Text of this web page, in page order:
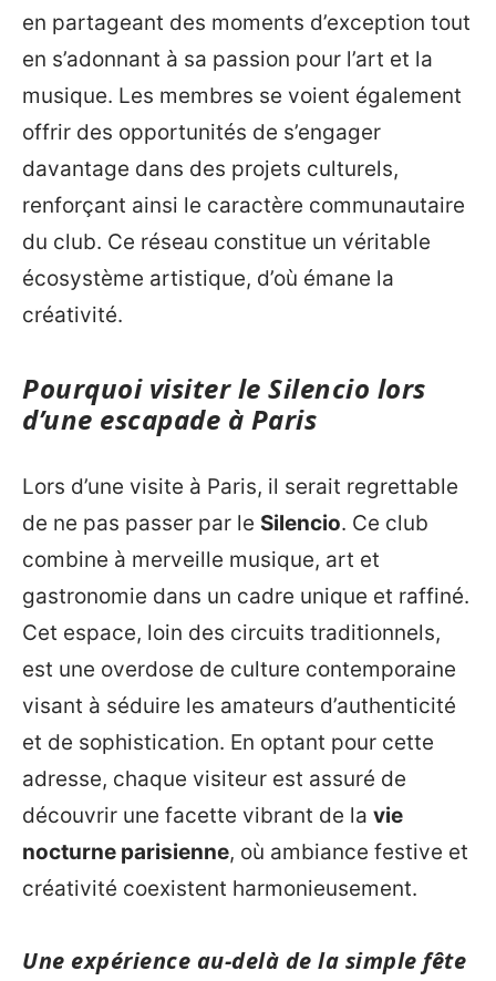
en partageant des moments d’exception tout
en s’adonnant à sa passion pour l’art et la
musique. Les membres se voient également
offrir des opportunités de s’engager
davantage dans des projets culturels,
renforçant ainsi le caractère communautaire
du club. Ce réseau constitue un véritable
écosystème artistique, d’où émane la
créativité.
Pourquoi visiter le Silencio lors
d’une escapade à Paris
Lors d’une visite à Paris, il serait regrettable
de ne pas passer par le Silencio. Ce club
combine à merveille musique, art et
gastronomie dans un cadre unique et raffiné.
Cet espace, loin des circuits traditionnels,
est une overdose de culture contemporaine
visant à séduire les amateurs d’authenticité
et de sophistication. En optant pour cette
adresse, chaque visiteur est assuré de
découvrir une facette vibrant de la vie
nocturne parisienne, où ambiance festive et
créativité coexistent harmonieusement.
Une expérience au-delà de la simple fête